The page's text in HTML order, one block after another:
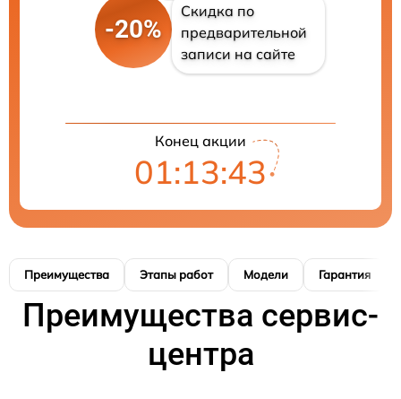
-20%
Скидка по
предварительной
записи на сайте
Конец акции
01:13:42
Преимущества Этапы работ Модели Гарантия
Преимущества сервис-
центра